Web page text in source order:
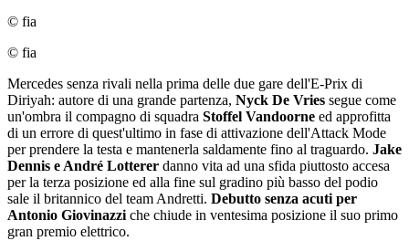
© fia
© fia
Mercedes senza rivali nella prima delle due gare dell'E-Prix di
Diriyah: autore di una grande partenza, Nyck De Vries segue come
un'ombra il compagno di squadra Stoffel Vandoorne ed approfitta
di un errore di quest'ultimo in fase di attivazione dell'Attack Mode
per prendere la testa e mantenerla saldamente fino al traguardo. Jake
Dennis e André Lotterer danno vita ad una sfida piuttosto accesa
per la terza posizione ed alla fine sul gradino più basso del podio
sale il britannico del team Andretti. Debutto senza acuti per
Antonio Giovinazzi che chiude in ventesima posizione il suo primo
gran premio elettrico.